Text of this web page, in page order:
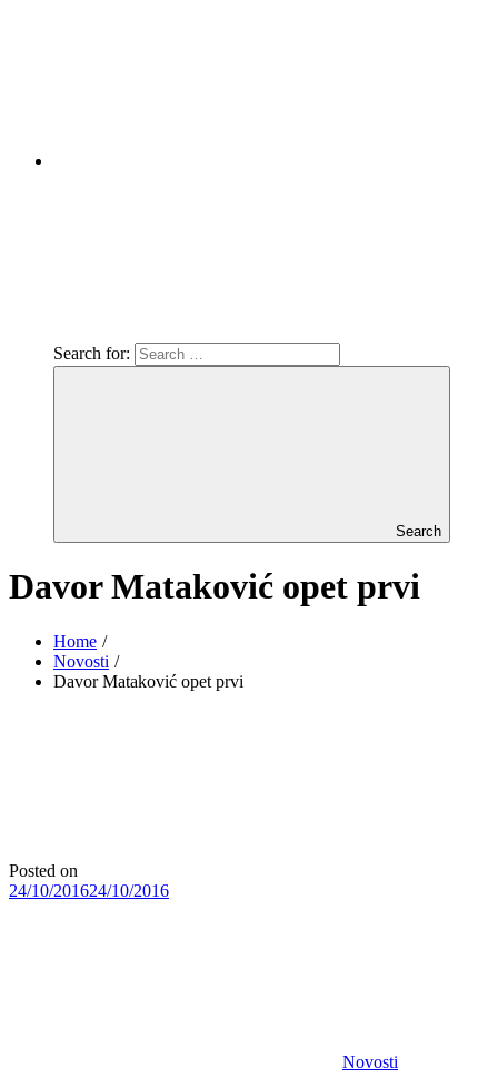
Search for:
Search
Davor Mataković opet prvi
Home
Novosti
Davor Mataković opet prvi
Posted on
24/10/201624/10/2016
Novosti